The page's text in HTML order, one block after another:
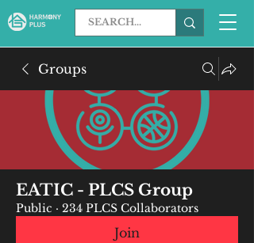
Groups
EATIC - PLCS Group
Public · 234 PLCS Collaborators
Join